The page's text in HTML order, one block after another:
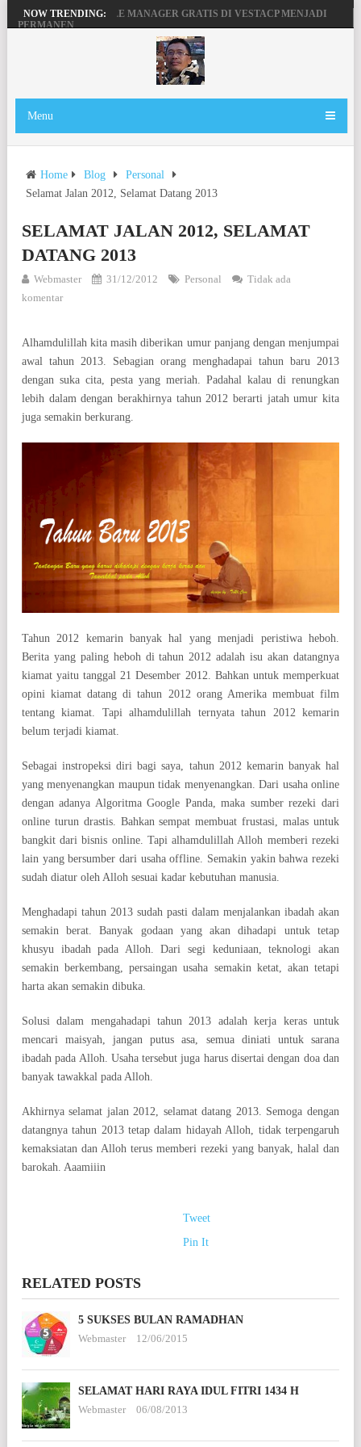
NOW TRENDING:
MENGAKTIFKAN FILE MANAGER GRATIS DI VESTACP MENJADI
PERMANEN
PENGERTIAN DOMAIN, SERVER DAN HOSTING
BEKERJA, BERMAIN DENGAN LAPTOP HP PAVILION X360
Menu
Home Blog
Personal
Selamat Jalan 2012, Selamat Datang 2013
SELAMAT JALAN 2012, SELAMAT
DATANG 2013
Webmaster 31/12/2012 Personal
Tidak ada
komentar
Alhamdulillah kita masih diberikan umur panjang dengan menjumpai
awal tahun 2013. Sebagian orang menghadapai tahun baru 2013
dengan suka cita, pesta yang meriah. Padahal kalau di renungkan
lebih dalam dengan berakhirnya tahun 2012 berarti jatah umur kita
juga semakin berkurang.
Tahun 2012 kemarin banyak hal yang menjadi peristiwa heboh.
Berita yang paling heboh di tahun 2012 adalah isu akan datangnya
kiamat yaitu tanggal 21 Desember 2012. Bahkan untuk memperkuat
opini kiamat datang di tahun 2012 orang Amerika membuat film
tentang kiamat. Tapi alhamdulillah ternyata tahun 2012 kemarin
belum terjadi kiamat.
Sebagai instropeksi diri bagi saya, tahun 2012 kemarin banyak hal
yang menyenangkan maupun tidak menyenangkan. Dari usaha online
dengan adanya Algoritma Google Panda, maka sumber rezeki dari
online turun drastis. Bahkan sempat membuat frustasi, malas untuk
bangkit dari bisnis online. Tapi alhamdulillah Alloh memberi rezeki
lain yang bersumber dari usaha offline. Semakin yakin bahwa rezeki
sudah diatur oleh Alloh sesuai kadar kebutuhan manusia.
Menghadapi tahun 2013 sudah pasti dalam menjalankan ibadah akan
semakin berat. Banyak godaan yang akan dihadapi untuk tetap
khusyu ibadah pada Alloh. Dari segi keduniaan, teknologi akan
semakin berkembang, persaingan usaha semakin ketat, akan tetapi
harta akan semakin dibuka.
Solusi dalam mengahadapi tahun 2013 adalah kerja keras untuk
mencari maisyah, jangan putus asa, semua diniati untuk sarana
ibadah pada Alloh. Usaha tersebut juga harus disertai dengan doa dan
banyak tawakkal pada Alloh.
Akhirnya selamat jalan 2012, selamat datang 2013. Semoga dengan
datangnya tahun 2013 tetap dalam hidayah Alloh, tidak terpengaruh
kemaksiatan dan Alloh terus memberi rezeki yang banyak, halal dan
barokah. Aaamiiin
Tweet
Pin It
RELATED POSTS
5 SUKSES BULAN RAMADHAN
Webmaster
12/06/2015
SELAMAT HARI RAYA IDUL FITRI 1434 H
Webmaster
06/08/2013